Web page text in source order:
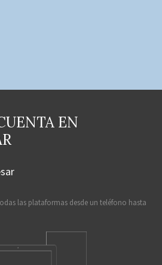
EN
las plataformas desde un teléfono hasta